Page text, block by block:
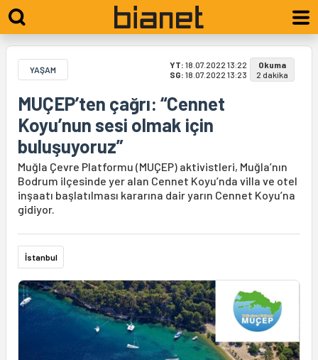
YAŞAM YT: 18.07.2022 13:22
SG: 18.07.2022 13:23
Okuma
2 dakika
MUÇEP’ten çağrı: “Cennet
Koyu’nun sesi olmak için
buluşuyoruz”
Muğla Çevre Platformu (MUÇEP) aktivistleri, Muğla’nın
Bodrum ilçesinde yer alan Cennet Koyu’nda villa ve otel
inşaatı başlatılması kararına dair yarın Cennet Koyu’na
gidiyor.
İstanbul